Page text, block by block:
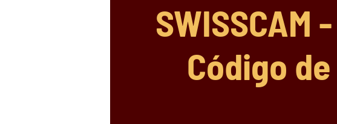
SWISSCAM
Código